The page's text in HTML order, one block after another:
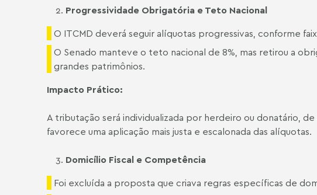
Progressividade Obrigatória e Teto Nacional
O ITCMD deverá seguir alíquotas progressivas, conforme
O Senado manteve o teto nacional de 8%, mas retirou a
grandes patrimônios.
Impacto Prático:
A tributação será individualizada por herdeiro ou donatário,
favorece uma aplicação mais justa e escalonada das alíquotas.
Domicílio Fiscal e Competência
Foi excluída a proposta que criava regras específicas de